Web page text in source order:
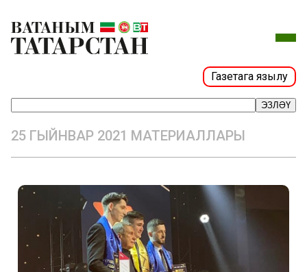
Газетага язылу
ЭЗЛӘҮ
25 ГЫЙНВАР 2021 МАТЕРИАЛЛАРЫ